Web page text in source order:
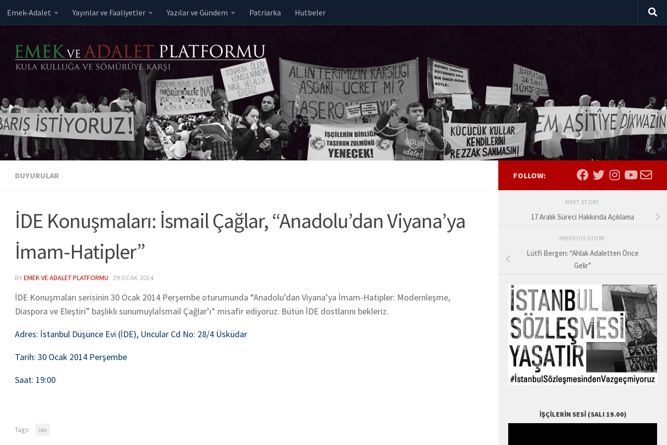
Skip to content
Emek-Adalet Yayınlar ve Faaliyetler Yazılar ve Gündem Patriarka Hutbeler
DUYURULAR
İDE Konuşmaları: İsmail Çağlar, “Anadolu’dan Viyana’ya
İmam-Hatipler”
BYEMEK VE ADALET PLATFORMU · 29 OCAK 2014
İDE Konuşmaları serisinin 30 Ocak 2014 Perşembe oturumunda “Anadolu’dan Viyana’ya İmam-Hatipler: Modernleşme,
Diaspora ve Eleştiri” başlıklı sunumuylaİsmail Çağlar’ı* misafir ediyoruz. Bütün İDE dostlarını bekleriz.
Adres: İstanbul Düşünce Evi (İDE), Uncular Cd No: 28/4 Üsküdar
Tarih: 30 Ocak 2014 Perşembe
Saat: 19:00
Tags: ide
FOLLOW:
NEXT STORY
17 Aralık Süreci Hakkında Açıklama
PREVIOUS STORY
Lütfi Bergen: “Ahlak Adaletten Önce
Gelir”
İŞÇILERIN SESI (SALI 19.00)